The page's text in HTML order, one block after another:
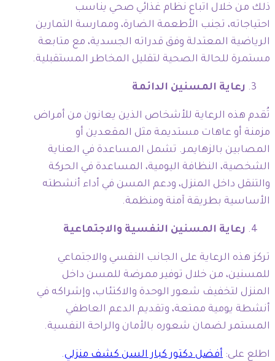
ذلك من خلال اتباع نظام غذائي صحي يناسب
احتياجاته، تجنب الأطعمة الضارة، وممارسة التمارين
الرياضية المعتدلة وفق قدراته الجسدية، مع متابعة
مستمرة للحالة الصحية لتقليل المخاطر المستقبلية.
رعاية المسنين الدائمة
تُقدم هذه الرعاية للأشخاص الذين يعانون من أمراض
مزمنة أو عاهات مستديمة مثل المقعدين أو
المصابين بالزهايمر. تشمل المساعدة في العناية
الشخصية، النظافة اليومية، المساعدة في الحركة
والتنقل داخل المنزل، ودعم المسن في أداء أنشطته
الأساسية بطريقة آمنة ومنظمة.
رعاية المسنين النفسية والاجتماعية
تركز هذه الرعاية على الجانب النفسي والاجتماعي
للمسنين، من خلال توفير ممرضة للمسن داخل
المنزل لتخفيف شعور الوحدة والاكتئاب، وإشراكه في
أنشطة يومية ممتعة، وتقديم الدعم العاطفي
المستمر لضمان شعوره بالأمان والراحة النفسية.
اطلع على: أفضل دكتور كبار السن كشف منزلي.